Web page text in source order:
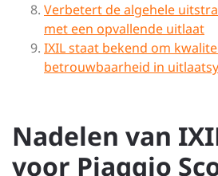
Verbetert de algehele
met een opvallende uitlaat
IXIL staat bekend om
betrouwbaarheid in
Nadelen van
voor Piaggio